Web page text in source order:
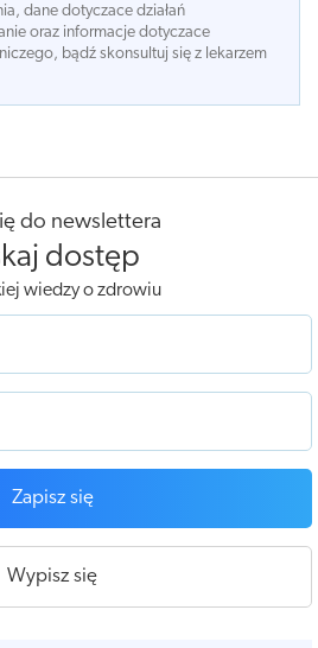
dane dotyczace działań
oraz informacje dotyczace
bądź skonsultuj się z lekarzem
do newslettera
dostęp
wiedzy o zdrowiu
Zapisz się
Wypisz się